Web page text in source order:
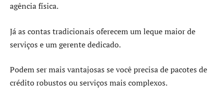
agência física.
Já as contas tradicionais oferecem um leque maior de
serviços e um gerente dedicado.
Podem ser mais vantajosas se você precisa de pacotes de
crédito robustos ou serviços mais complexos.